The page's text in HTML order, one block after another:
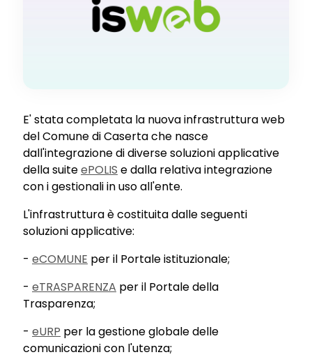
E' stata completata la nuova infrastruttura web
del Comune di Caserta che nasce
dall'integrazione di diverse soluzioni applicative
della suiteePOLIS e dalla relativa integrazione
con i gestionali in uso all'ente.
L'infrastruttura è costituita dalle seguenti
soluzioni applicative:
- eCOMUNE per il Portale istituzionale;
- eTRASPARENZA per il Portale della
Trasparenza;
- eURP per la gestione globale delle
comunicazioni con l'utenza;